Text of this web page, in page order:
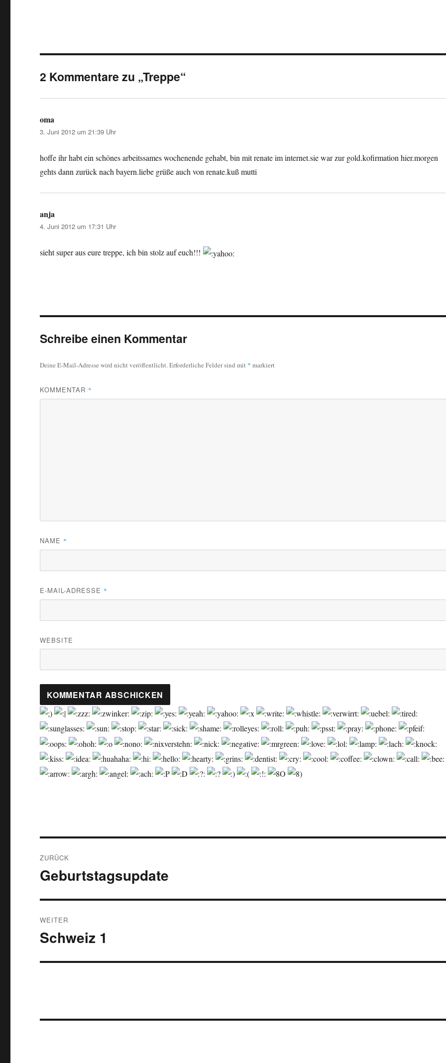
2 Kommentare zu „Treppe“
oma
3. Juni 2012 um 21:39 Uhr
hoffe ihr habt ein schönes arbeitssames wochenende gehabt, bin mit renate im internet.sie war zur gold.kofirmation hier.morgen
gehts dann zurück nach bayern.liebe grüße auch von renate.kuß mutti
anja
4. Juni 2012 um 17:31 Uhr
sieht super aus eure treppe, ich bin stolz auf euch!!!
Schreibe einen Kommentar
Deine E-Mail-Adresse wird nicht veröffentlicht.Erforderliche Felder sind mit * markiert
KOMMENTAR *
NAME *
E-MAIL-ADRESSE *
WEBSITE
ZURÜCK
Vorheriger
Geburtstagsupdate
WEITER
Nächster
Schweiz 1